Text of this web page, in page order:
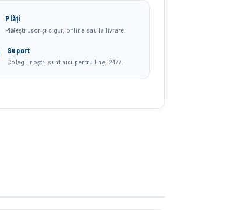
Plăți
Plătești ușor și sigur, online sau la livrare.
Suport
Colegii noștri sunt aici pentru tine, 24/7.